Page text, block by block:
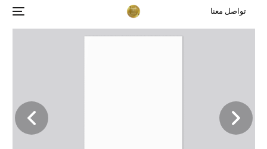
تواصل معنا